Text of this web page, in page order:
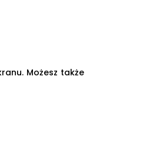
Możesz także